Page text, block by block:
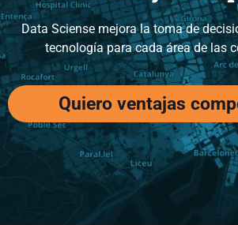
Data Sciense mejora la toma de
tecnología para cada área de las
Quiero ventajas